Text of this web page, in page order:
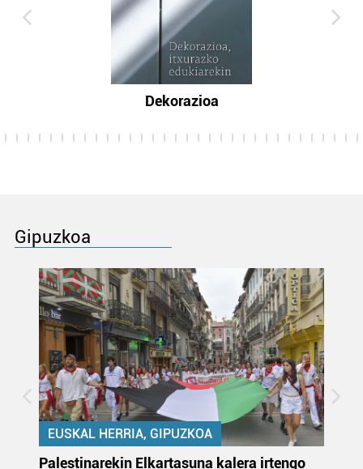
Dekorazioa
Gipuzkoa
EUSKAL HERRIA, GIPUZKOA
Palestinarekin Elkartasuna kalera irtengo